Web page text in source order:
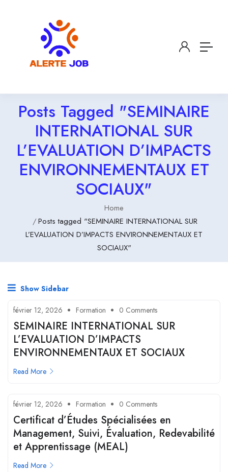
Posts Tagged "SEMINAIRE
INTERNATIONAL SUR
L’EVALUATION D’IMPACTS
ENVIRONNEMENTAUX ET
SOCIAUX"
Home
Posts tagged "SEMINAIRE INTERNATIONAL SUR
L’EVALUATION D’IMPACTS ENVIRONNEMENTAUX ET
SOCIAUX"
Show Sidebar
février 12, 2026 Formation 0 Comments
SEMINAIRE INTERNATIONAL SUR
L’EVALUATION D’IMPACTS
ENVIRONNEMENTAUX ET SOCIAUX
Read More
février 12, 2026 Formation 0 Comments
Certificat d’Études Spécialisées en
Management, Suivi, Évaluation, Redevabilité
et Apprentissage (MEAL)
Read More